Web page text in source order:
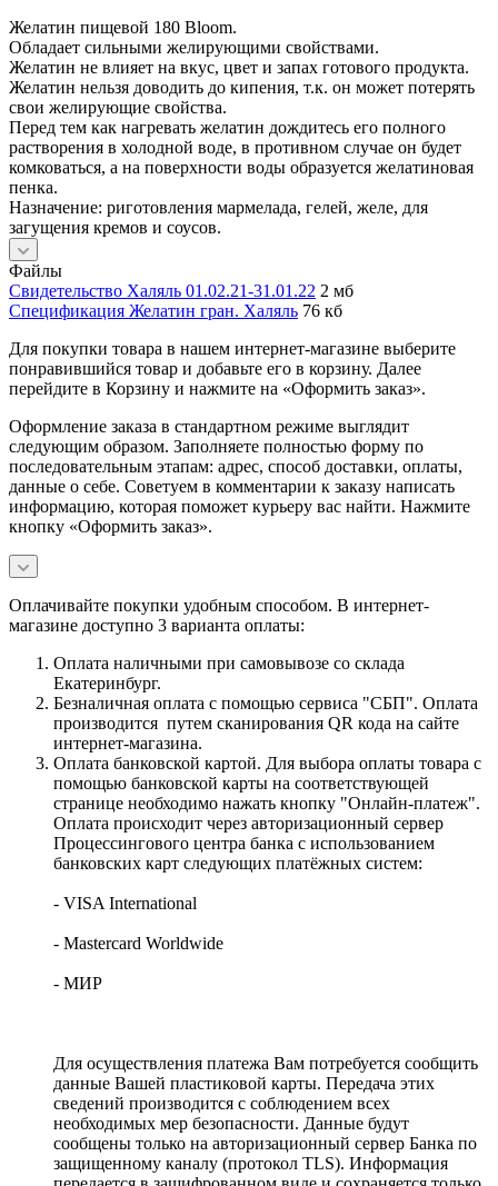
Желатин пищевой 180 Bloom.
Обладает сильными желирующими свойствами.
Желатин не влияет на вкус, цвет и запах готового продукта.
Желатин нельзя доводить до кипения, т.к. он может потерять
свои желирующие свойства.
Перед тем как нагревать желатин дождитесь его полного
растворения в холодной воде, в противном случае он будет
комковаться, а на поверхности воды образуется желатиновая
пенка.
Назначение: риготовления мармелада, гелей, желе, для
загущения кремов и соусов.
Файлы
Свидетельство Халяль 01.02.21-31.01.22 2 мб
Спецификация Желатин гран. Халяль 76 кб
Для покупки товара в нашем интернет-магазине выберите
понравившийся товар и добавьте его в корзину. Далее
перейдите в Корзину и нажмите на «Оформить заказ».
Оформление заказа в стандартном режиме выглядит
следующим образом. Заполняете полностью форму по
последовательным этапам: адрес, способ доставки, оплаты,
данные о себе. Советуем в комментарии к заказу написать
информацию, которая поможет курьеру вас найти. Нажмите
кнопку «Оформить заказ».
Оплачивайте покупки удобным способом. В интернет-
магазине доступно 3 варианта оплаты:
Оплата наличными при самовывозе со склада
Екатеринбург.
Безналичная оплата с помощью сервиса "СБП". Оплата
производится путем сканирования QR кода на сайте
интернет-магазина.
Оплата банковской картой. Для выбора оплаты товара с
помощью банковской карты на соответствующей
странице необходимо нажать кнопку "Онлайн-платеж".
Оплата происходит через авторизационный сервер
Процессингового центра банка с использованием
банковских карт следующих платёжных систем:
- VISA International
- Mastercard Worldwide
- МИР
Для осуществления платежа Вам потребуется сообщить
данные Вашей пластиковой карты. Передача этих
сведений производится с соблюдением всех
необходимых мер безопасности. Данные будут
сообщены только на авторизационный сервер Банка по
защищенному каналу (протокол TLS). Информация